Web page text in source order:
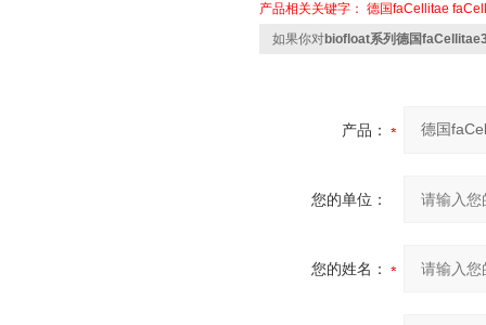
产品相关关键字： 德国faCellitae
如果你对biofloat系列德国
产品：
您的单位：
您的姓名：